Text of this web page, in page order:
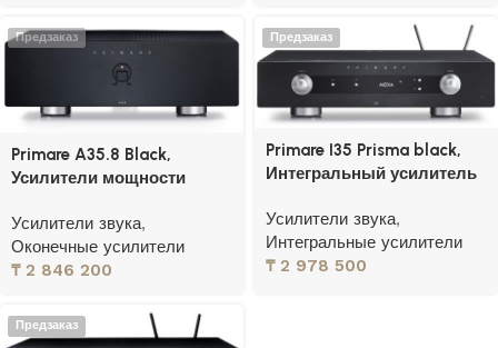
Предзаказ
Primare A35.8 Black,
Усилители мощности
Усилители звука,
Оконечные усилители
₸2 846 200
Предзаказ
Primare I35 Prisma black,
Интегральный усилитель
Усилители звука,
Интегральные усилители
₸2 978 500
Предзаказ